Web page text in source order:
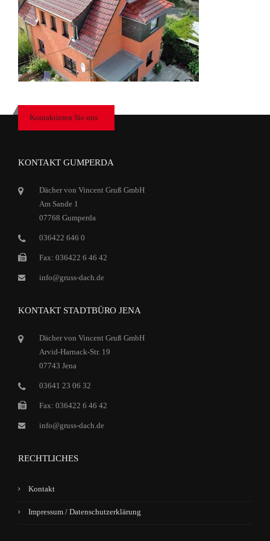
Kontaktieren Sie uns
KONTAKT GUMPERDA
Dächer von Vincent Gruß GmbH
Am Sande 1
07768 Gumperda
036422 646 0
Fax: 036422 6 46 42
info@gruss-dach.de
KONTAKT STADTBÜRO JENA
Dächer von Vincent Gruß GmbH
Arvid-Harnack-Str. 19
07743 Jena
03641 23 06 32
Fax: 036422 6 46 42
info@gruss-dach.de
RECHTLICHES
Kontakt
Impressum / Datenschutzerklärung